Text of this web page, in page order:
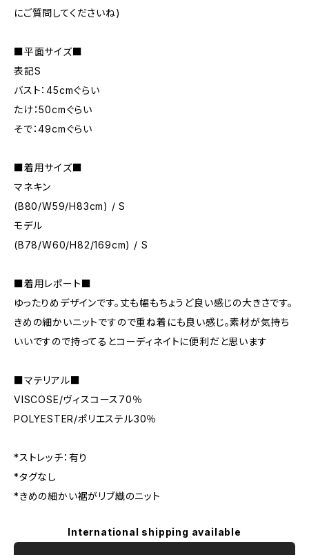
にご質問してくださいね)
■平面サイズ■
表記S
バスト：45cmぐらい
たけ：50cmぐらい
そで：49cmぐらい
■着用サイズ■
マネキン
(B80/W59/H83cm) / S
モデル
(B78/W60/H82/169cm) / S
■着用レポート■
ゆったりめデザインです。丈も幅もちょうど良い感じの大きさです。
きめの細かいニットですので重ね着にも良い感じ。素材が気持ち
いいですので持ってるとコーディネイトに便利だと思います
■マテリアル■
VISCOSE/ヴィスコース70％
POLYESTER/ポリエステル30％
*ストレッチ：有り
*タグなし
*きめの細かい裾がリブ織のニット
International shipping available